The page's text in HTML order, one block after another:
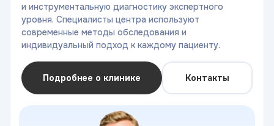
и инструментальную диагностику экспертного
уровня. Специалисты центра используют
современные методы обследования и
индивидуальный подход к каждому пациенту.
Подробнее о клинике Контакты